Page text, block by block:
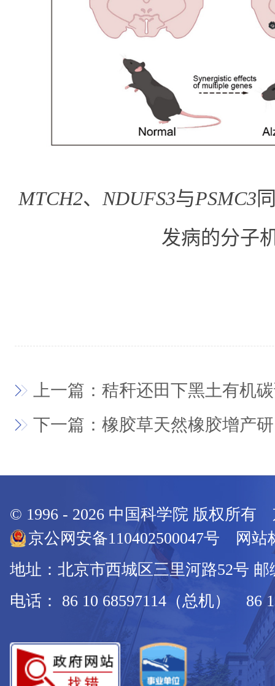
MTCH2、NDUFS3与PSMC3
发病的分子
上一篇：秸秆还田下黑土有机
下一篇：橡胶草天然橡胶增产
© 1996 - 2026 中国科学院 版权所有
京公网安备110402500047号 网站
地址：北京市西城区三里河路52号 邮
电话： 86 10 68597114（总机） 86